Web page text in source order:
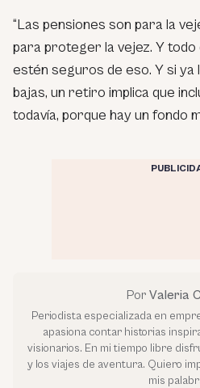
“Las pensiones son para la
para proteger la vejez. Y todo
estén seguros de eso. Y si ya
bajas, un retiro implica que
todavía, porque hay un fondo
Por Valeria
Periodista especializada en
apasiona contar historias
visionarios. En mi tiempo libre
y los viajes de aventura. Quiero
mis